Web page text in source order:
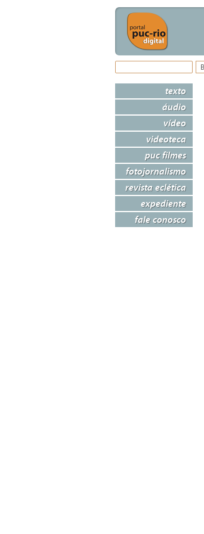
texto
áudio
vídeo
videoteca
puc filmes
fotojornalismo
revista eclética
expediente
fale conosco